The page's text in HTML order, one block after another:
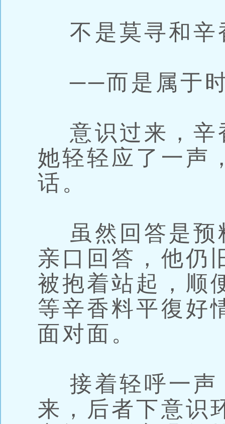
不是莫寻和辛
──而是属于时
意识过来，辛
她轻轻应了一声
话。
虽然回答是预
亲口回答，他仍
被抱着站起，顺
等辛香料平復好
面对面。
接着轻呼一声
来，后者下意识